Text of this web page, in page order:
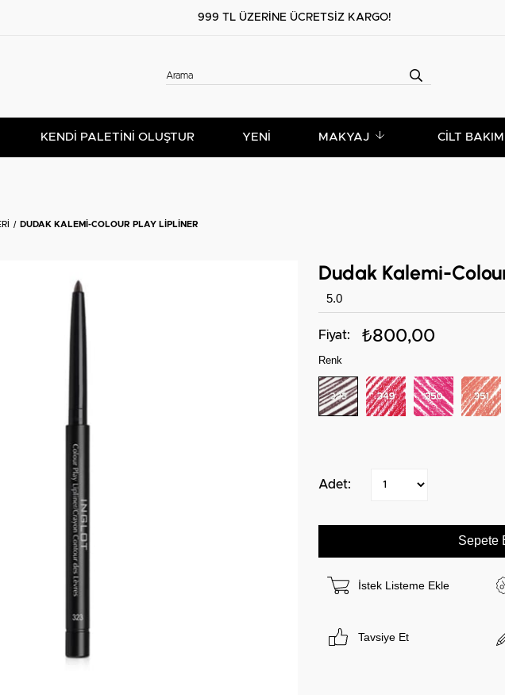
999 TL ÜZERİNE ÜCRETSİZ KARGO!
KENDİ PALETİNİ OLUŞTUR YENİ MAKYAJ CILT
DUDAK KALEMI-COLOUR PLAY LIPLINER
Dudak Kalemi-
5.0
₺800,00
Renk
İstek Listeme Ekle
Tavsiye Et